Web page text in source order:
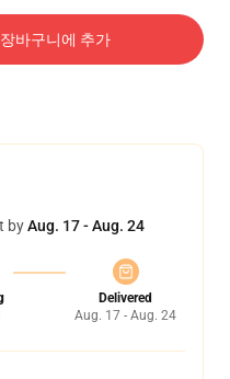
장바구니에 추가
byAug. 17 - Aug. 24
Delivered
Aug. 17 - Aug. 24